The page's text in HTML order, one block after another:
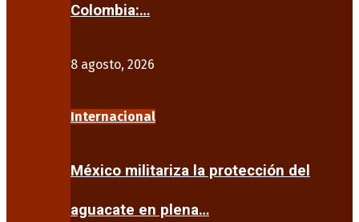
Colombia:…
8 agosto, 2026
Internacional
México militariza la protección del
aguacate en plena…